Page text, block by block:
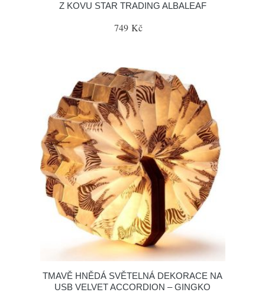
Z KOVU STAR TRADING ALBALEAF
749 Kč
TMAVĚ HNĚDÁ SVĚTELNÁ DEKORACE NA
USB VELVET ACCORDION – GINGKO